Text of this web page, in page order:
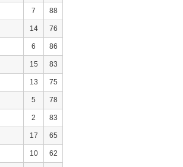
7 88
14 76
6 86
15 83
13 75
5 78
2 83
17 65
10 62